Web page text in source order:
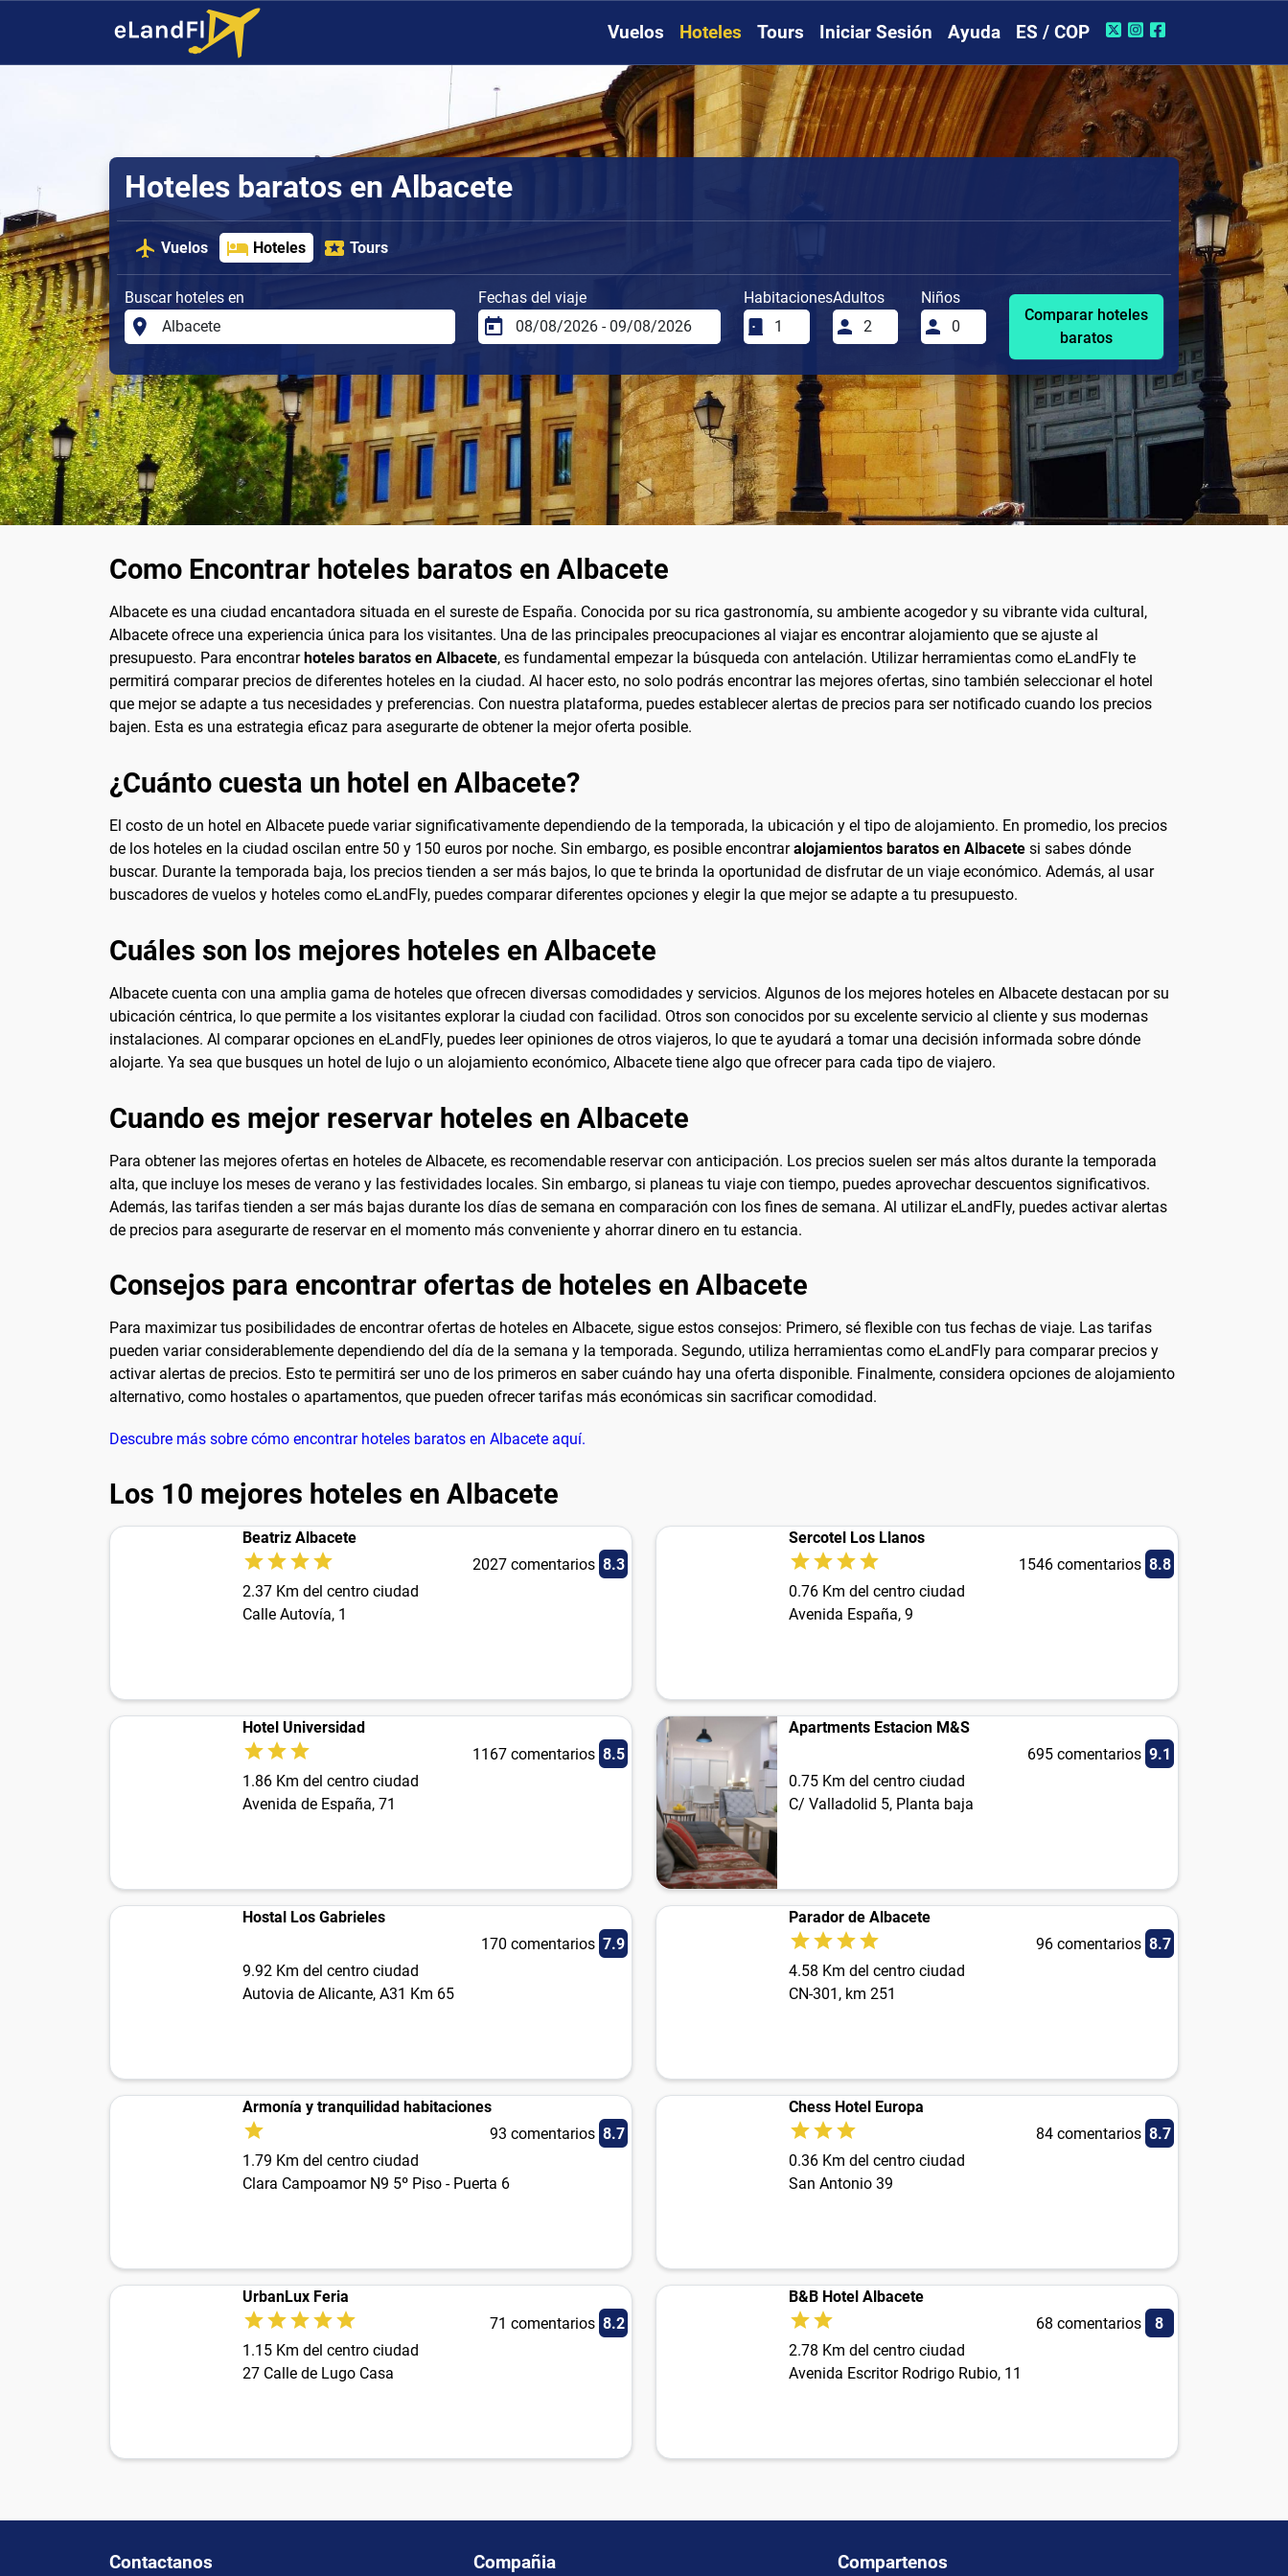
Vuelos Hoteles Tours Iniciar Sesión Ayuda ES / COP
Hoteles baratos en Albacete
Vuelos Hoteles Tours
Buscar hoteles en Fechas del viaje HabitacionesAdultos
Niños
Comparar hoteles
baratos
Como Encontrar hoteles baratos en Albacete
Albacete es una ciudad encantadora situada en el sureste de España. Conocida por su rica gastronomía, su ambiente acogedor y su vibrante vida cultural,
Albacete ofrece una experiencia única para los visitantes. Una de las principales preocupaciones al viajar es encontrar alojamiento que se ajuste al
presupuesto. Para encontrar hoteles baratos en Albacete, es fundamental empezar la búsqueda con antelación. Utilizar herramientas como eLandFly te
permitirá comparar precios de diferentes hoteles en la ciudad. Al hacer esto, no solo podrás encontrar las mejores ofertas, sino también seleccionar el hotel
que mejor se adapte a tus necesidades y preferencias. Con nuestra plataforma, puedes establecer alertas de precios para ser notificado cuando los precios
bajen. Esta es una estrategia eficaz para asegurarte de obtener la mejor oferta posible.
¿Cuánto cuesta un hotel en Albacete?
El costo de un hotel en Albacete puede variar significativamente dependiendo de la temporada, la ubicación y el tipo de alojamiento. En promedio, los precios
de los hoteles en la ciudad oscilan entre 50 y 150 euros por noche. Sin embargo, es posible encontraralojamientos baratos en Albacete si sabes dónde
buscar. Durante la temporada baja, los precios tienden a ser más bajos, lo que te brinda la oportunidad de disfrutar de un viaje económico. Además, al usar
buscadores de vuelos y hoteles como eLandFly, puedes comparar diferentes opciones y elegir la que mejor se adapte a tu presupuesto.
Cuáles son los mejores hoteles en Albacete
Albacete cuenta con una amplia gama de hoteles que ofrecen diversas comodidades y servicios. Algunos de los mejores hoteles en Albacete destacan por su
ubicación céntrica, lo que permite a los visitantes explorar la ciudad con facilidad. Otros son conocidos por su excelente servicio al cliente y sus modernas
instalaciones. Al comparar opciones en eLandFly, puedes leer opiniones de otros viajeros, lo que te ayudará a tomar una decisión informada sobre dónde
alojarte. Ya sea que busques un hotel de lujo o un alojamiento económico, Albacete tiene algo que ofrecer para cada tipo de viajero.
Cuando es mejor reservar hoteles en Albacete
Para obtener las mejores ofertas en hoteles de Albacete, es recomendable reservar con anticipación. Los precios suelen ser más altos durante la temporada
alta, que incluye los meses de verano y las festividades locales. Sin embargo, si planeas tu viaje con tiempo, puedes aprovechar descuentos significativos.
Además, las tarifas tienden a ser más bajas durante los días de semana en comparación con los fines de semana. Al utilizar eLandFly, puedes activar alertas
de precios para asegurarte de reservar en el momento más conveniente y ahorrar dinero en tu estancia.
Consejos para encontrar ofertas de hoteles en Albacete
Para maximizar tus posibilidades de encontrar ofertas de hoteles en Albacete, sigue estos consejos: Primero, sé flexible con tus fechas de viaje. Las tarifas
pueden variar considerablemente dependiendo del día de la semana y la temporada. Segundo, utiliza herramientas como eLandFly para comparar precios y
activar alertas de precios. Esto te permitirá ser uno de los primeros en saber cuándo hay una oferta disponible. Finalmente, considera opciones de alojamiento
alternativo, como hostales o apartamentos, que pueden ofrecer tarifas más económicas sin sacrificar comodidad.
Descubre más sobre cómo encontrar hoteles baratos en Albacete aquí.
Los 10 mejores hoteles en Albacete
Beatriz Albacete
2027 comentarios 8.3
2.37 Km del centro ciudad
Calle Autovía, 1
Sercotel Los Llanos
1546 comentarios 8.8
0.76 Km del centro ciudad
Avenida España, 9
Hotel Universidad
1167 comentarios 8.5
1.86 Km del centro ciudad
Avenida de España, 71
Apartments Estacion M&S
695 comentarios 9.1
0.75 Km del centro ciudad
C/ Valladolid 5, Planta baja
Hostal Los Gabrieles
170 comentarios 7.9
9.92 Km del centro ciudad
Autovia de Alicante, A31 Km 65
Parador de Albacete
96 comentarios 8.7
4.58 Km del centro ciudad
CN-301, km 251
Armonía y tranquilidad habitaciones
93 comentarios 8.7
1.79 Km del centro ciudad
Clara Campoamor N9 5º Piso - Puerta 6
Chess Hotel Europa
84 comentarios 8.7
0.36 Km del centro ciudad
San Antonio 39
UrbanLux Feria
71 comentarios 8.2
1.15 Km del centro ciudad
27 Calle de Lugo Casa
B&B Hotel Albacete
68 comentarios
8
2.78 Km del centro ciudad
Avenida Escritor Rodrigo Rubio, 11
Contactanos Compañia Compartenos